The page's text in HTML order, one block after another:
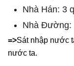
Nhà Hán: 3
Nhà Đường:
=>Sát nhập nước
nước ta.